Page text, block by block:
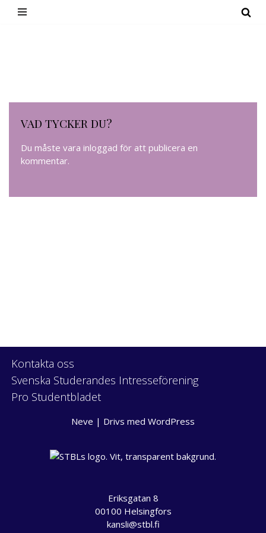
VAD TYCKER DU?
Du måste vara inloggad för att publicera en
kommentar.
Kontakta oss
Svenska Studerandes Intresseförening
Pro Studentbladet
Neve | Drivs med WordPress
Eriksgatan 8
00100 Helsingfors
kansli@stbl.fi